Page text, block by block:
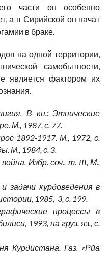
части он особенно
а в Сирийской он начат
в браке.
на одной территории,
самобытности,
является фактором их
В кн.: Этнические
М., 1987, с. 77.
1892-1917. М., 1972, с.
М., 1984, с. 3.
Избр. соч., т. III, М.,
задачи курдоведения в
1985, 3, с. 199.
процессы в
1993, на груз, яз., с.
Курдистана. Газ. «Рйа